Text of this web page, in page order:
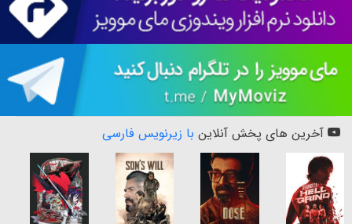
آخرین های پخش آنلاین با زیرنویس فارسی